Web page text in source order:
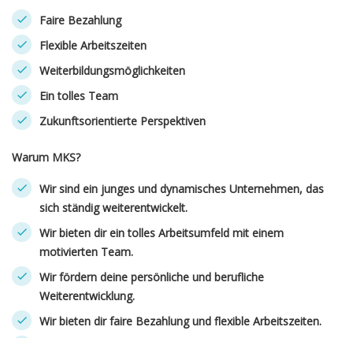
Faire Bezahlung
Flexible Arbeitszeiten
Weiterbildungsmöglichkeiten
Ein tolles Team
Zukunftsorientierte Perspektiven
Warum MKS?
Wir sind ein junges und dynamisches Unternehmen, das
sich ständig weiterentwickelt.
Wir bieten dir ein tolles Arbeitsumfeld mit einem
motivierten Team.
Wir fördern deine persönliche und berufliche
Weiterentwicklung.
Wir bieten dir faire Bezahlung und flexible Arbeitszeiten.